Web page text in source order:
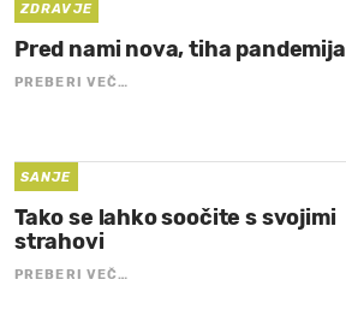
ZDRAVJE
Pred nami nova, tiha pandemija
PREBERI VEČ…
SANJE
Tako se lahko soočite s svojimi
strahovi
PREBERI VEČ…